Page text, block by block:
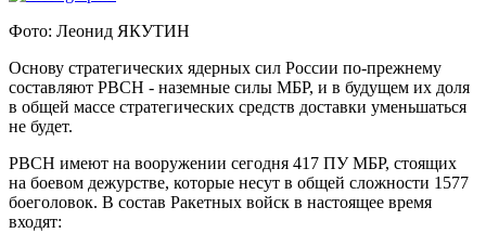
Фото: Леонид ЯКУТИН
Основу стратегических ядерных сил России по-прежнему
составляют РВСН - наземные силы МБР, и в будущем их доля
в общей массе стратегических средств доставки уменьшаться
не будет.
РВСН имеют на вооружении сегодня 417 ПУ МБР, стоящих
на боевом дежурстве, которые несут в общей сложности 1577
боеголовок. В состав Ракетных войск в настоящее время
входят: